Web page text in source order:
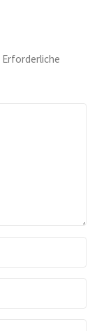
Erforderliche